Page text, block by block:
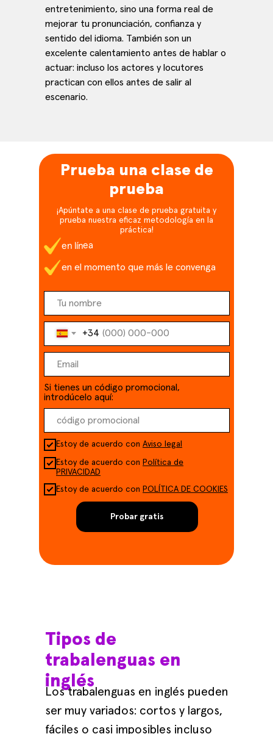
entretenimiento, sino una forma real de
mejorar tu pronunciación, confianza y
sentido del idioma. También son un
excelente calentamiento antes de hablar o
actuar: incluso los actores y locutores
practican con ellos antes de salir al
escenario.
Prueba una clase de
prueba
¡Apúntate a una clase de prueba gratuita y
prueba nuestra eficaz metodología en la
práctica!
en línea
en el momento que más le convenga
+34
Si tienes un código promocional,
introdúcelo aquí:
Estoy de acuerdo con Aviso legal
Estoy de acuerdo con Política de
PRIVACIDAD
Estoy de acuerdo con POLÍTICA DE COOKIES
Probar gratis
Los trabalenguas en inglés pueden
ser muy variados: cortos y largos,
fáciles o casi imposibles incluso
Tipos de
trabalenguas en
inglés